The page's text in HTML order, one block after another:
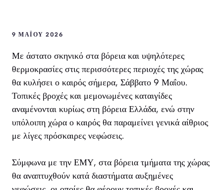
9 ΜΑΪ́ΟΥ 2026
Με άστατο σκηνικό στα βόρεια και υψηλότερες
θερμοκρασίες στις περισσότερες περιοχές της χώρας
θα κυλήσει ο καιρός σήμερα, Σάββατο 9 Μαΐου.
Τοπικές βροχές και μεμονωμένες καταιγίδες
αναμένονται κυρίως στη βόρεια Ελλάδα, ενώ στην
υπόλοιπη χώρα ο καιρός θα παραμείνει γενικά αίθριος
με λίγες πρόσκαιρες νεφώσεις.
Σύμφωνα με την ΕΜΥ, στα βόρεια τμήματα της χώρας
θα αναπτυχθούν κατά διαστήματα αυξημένες